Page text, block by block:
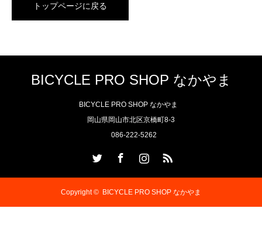
トップページに戻る
BICYCLE PRO SHOP なかやま
BICYCLE PRO SHOP なかやま
岡山県岡山市北区京橋町8-3
086-222-5262
Copyright © BICYCLE PRO SHOP なかやま